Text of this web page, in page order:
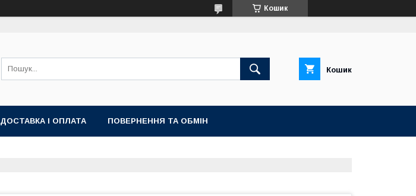
Кошик
Кошик
ДОСТАВКА І ОПЛАТА ПОВЕРНЕННЯ ТА ОБМІН